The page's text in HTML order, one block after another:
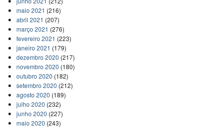
maio 2021 (216)
abril 2021 (207)
março 2021 (276)
fevereiro 2021 (223)
janeiro 2021 (179)
dezembro 2020 (217)
novembro 2020 (180)
outubro 2020 (182)
setembro 2020 (212)
agosto 2020 (189)
julho 2020 (232)
junho 2020 (227)
maio 2020 (243)